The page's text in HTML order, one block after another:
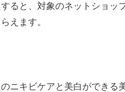
ると、対象のネットショッ
えます。
ニキビケアと美白ができる